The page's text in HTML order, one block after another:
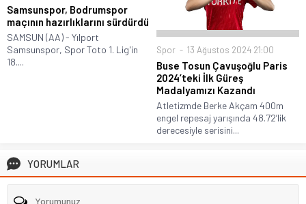
Samsunspor, Bodrumspor
maçının hazırlıklarını sürdürdü
SAMSUN (AA) - Yılport
Samsunspor, Spor Toto 1. Lig'in
18....
Spor 13 Ağustos 2024 21:00
Buse Tosun Çavuşoğlu Paris
2024’teki İlk Güreş
Madalyamızı Kazandı
Atletizmde Berke Akçam 400m
engel repesaj yarışında 48.72’lik
derecesiyle serisini...
YORUMLAR